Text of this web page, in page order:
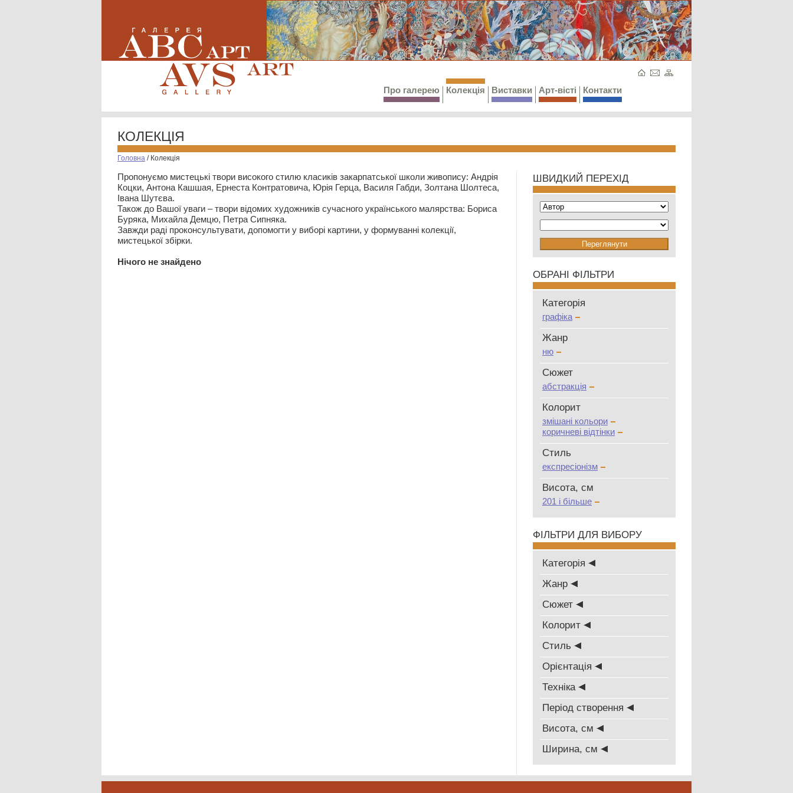
Про галерею Колекція Виставки Арт-вісті Контакти
КОЛЕКЦІЯ
Головна / Колекція
Пропонуємо мистецькі твори високого стилю класиків закарпатської школи живопису: Андрія
Коцки, Антона Кашшая, Ернеста Контратовича, Юрія Герца, Василя Габди, Золтана Шолтеса,
Івана Шутєва.
Також до Вашої уваги – твори відомих художників сучасного українського малярства: Бориса
Буряка, Михайла Демцю, Петра Сипняка.
Завжди раді проконсультувати, допомогти у виборі картини, у формуванні колекції,
мистецької збірки.
Нiчого не знайдено
ШВИДКИЙ ПЕРЕХІД
ОБРАНІ ФІЛЬТРИ
Категорія
графіка
Жанр
ню
Сюжет
абстракція
Колорит
змішані кольори
коричневі відтінки
Стиль
експресіонізм
Висота, см
201 і більше
ФІЛЬТРИ ДЛЯ ВИБОРУ
Категорія
Жанр
Сюжет
Колорит
Стиль
Oрієнтація
Техніка
Період створення
Висота, см
Ширина, см